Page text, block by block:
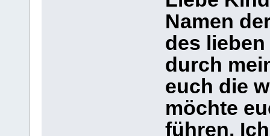
Namen
des
durch
euch die
möchte
führen.